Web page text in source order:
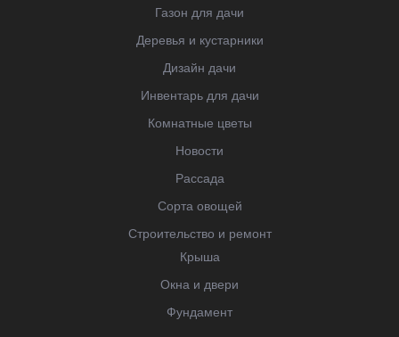
Газон для дачи
Деревья и кустарники
Дизайн дачи
Инвентарь для дачи
Комнатные цветы
Новости
Рассада
Сорта овощей
Строительство и ремонт
Крыша
Окна и двери
Фундамент